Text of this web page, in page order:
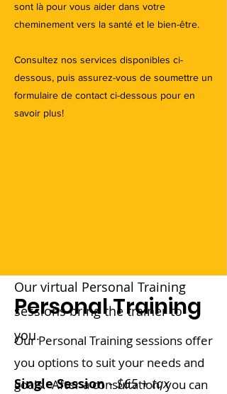
sont là pour vous aider dans votre
cheminement vers la santé et le bien-être.
Consultez nos services disponibles ci-
dessous, puis assurez-vous de soumettre un
formulaire de contact ci-dessous pour en
savoir plus!
Consultation
Free
Your chance to speak with a
Personal Training
Our Personal Training sessions offer
you options to suit your needs and
goals. After a consultation, you can
Our virtual Personal Training
sessions bring the trainer to
you.
Single Session-$65 + tax